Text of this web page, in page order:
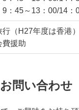
9：45～13：00/14：
（H27年度は香港）
費援助
問い合わせ